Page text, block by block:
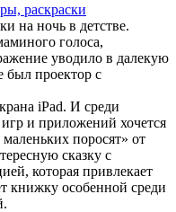
раскраски
на ночь в детстве.
голоса,
уводило в далекую
был проектор с
iPad. И среди
и приложений хочется
поросят» от
сказку с
которая привлекает
книжку особенной среди